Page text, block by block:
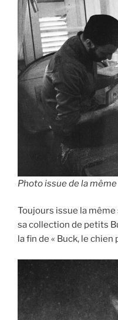
Photo issue de la
Toujours issue la même
sa collection de petits
la fin de « Buck, le chien